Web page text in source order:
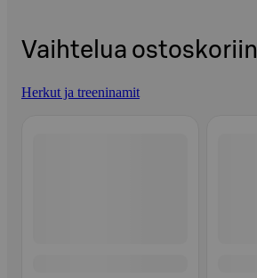
Vaihtelua ostoskoriin
Herkut ja treeninamit